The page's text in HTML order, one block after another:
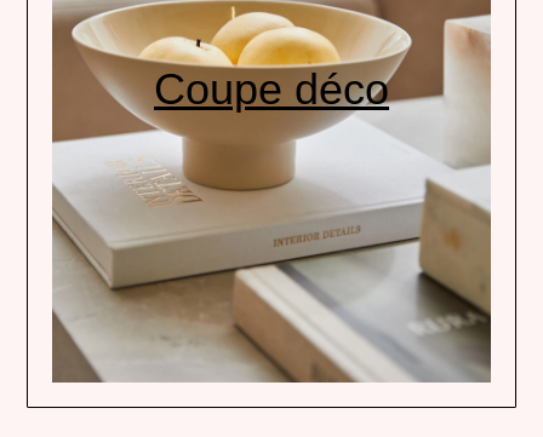
Coupe déco